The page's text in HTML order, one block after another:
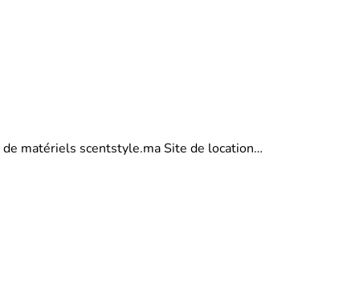
matériels scentstyle.ma Site de location…